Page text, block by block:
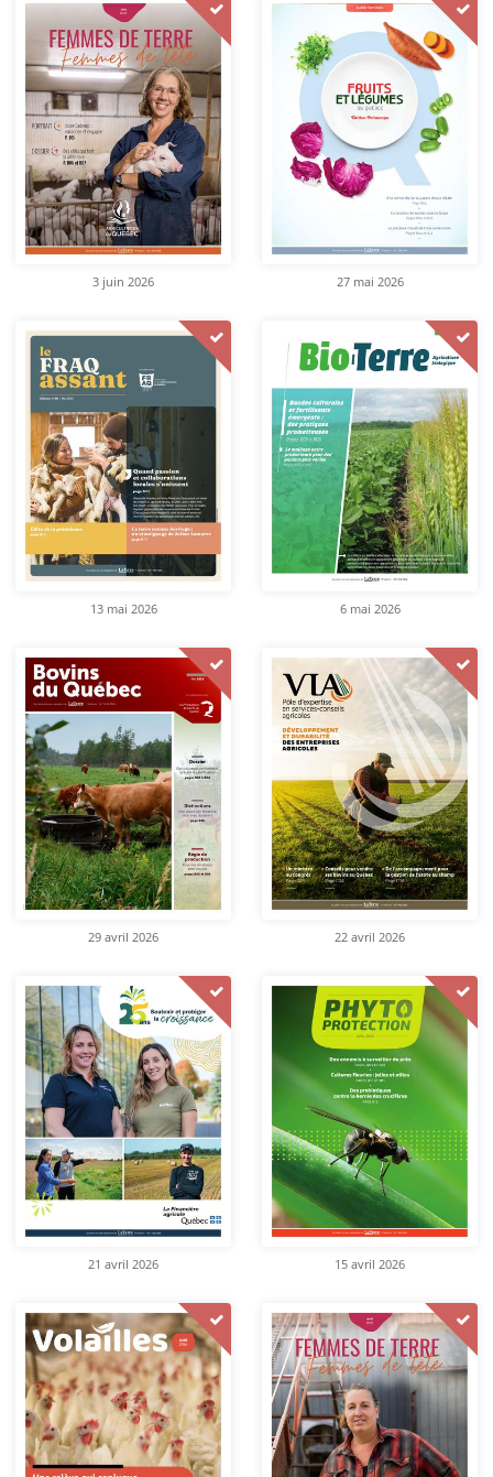
3 juin 2026 27 mai 2026
13 mai 2026 6 mai 2026
29 avril 2026 22 avril 2026
21 avril 2026 15 avril 2026